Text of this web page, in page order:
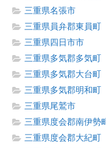
三重県名張市
三重県員弁郡東員町
三重県四日市市
三重県多気郡多気町
三重県多気郡大台町
三重県多気郡明和町
三重県尾鷲市
三重県度会郡南伊勢町
三重県度会郡大紀町